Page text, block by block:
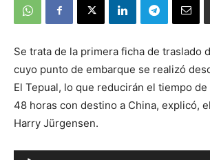
Se trata de la primera ficha de traslado
cuyo punto de embarque se realizó
El Tepual, lo que reducirán el tiempo
48 horas con destino a China, explicó,
Harry Jürgensen.